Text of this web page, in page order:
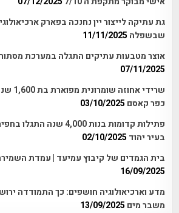
גת עתיקה לייצור יין נחנכה בפארק
שבשפלה 11/11/2025
אוצר מטבעות עתיקים התגלה במערכת
07/11/2025
שרידי
כפר קאסם 03/10/2025
פתילות קדומות בנות 4,000
בעיר יהוד 02/10/2025
בית הגמדים של קיבוץ עמיעד | עמדת
16/09/2025
מדע וארכיאולוגיה חושפים: כך התמודדה
משבר מים 13/09/2025